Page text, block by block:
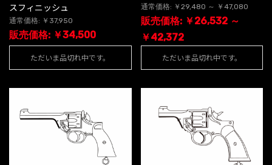
スフィニッシュ
通常価格: ￥37,950
販売価格: ￥34,500
ただいま品切れ中です。
通常価格: ￥29,480 ～ ￥47,080
販売価格: ￥26,532 ～
￥42,372
ただいま品切れ中です。